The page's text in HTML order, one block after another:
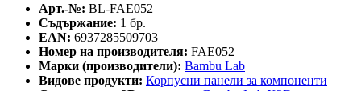
Арт.-№: BL-FAE052
Съдържание: 1 бр.
EAN: 6937285509703
Номер на производителя: FAE052
Марки (производители): Bambu Lab
Видове продукти: Корпусни панели за компоненти